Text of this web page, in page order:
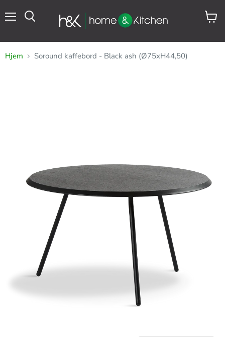
Se
Hjem Soround kaffebord - Black ash (Ø75xH44,50)